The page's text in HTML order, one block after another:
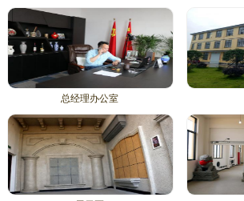
总经理办公室